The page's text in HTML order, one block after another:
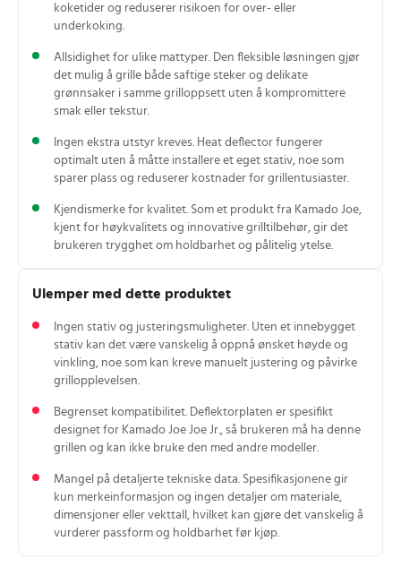
koketider og reduserer risikoen for over- eller
underkoking.
Allsidighet for ulike mattyper. Den fleksible løsningen gjør
det mulig å grille både saftige steker og delikate
grønnsaker i samme grilloppsett uten å kompromittere
smak eller tekstur.
Ingen ekstra utstyr kreves. Heat deflector fungerer
optimalt uten å måtte installere et eget stativ, noe som
sparer plass og reduserer kostnader for grillentusiaster.
Kjendismerke for kvalitet. Som et produkt fra Kamado Joe,
kjent for høykvalitets og innovative grilltilbehør, gir det
brukeren trygghet om holdbarhet og pålitelig ytelse.
Ulemper med dette produktet
Ingen stativ og justeringsmuligheter. Uten et innebygget
stativ kan det være vanskelig å oppnå ønsket høyde og
vinkling, noe som kan kreve manuelt justering og påvirke
grillopplevelsen.
Begrenset kompatibilitet. Deflektorplaten er spesifikt
designet for Kamado Joe Joe Jr., så brukeren må ha denne
grillen og kan ikke bruke den med andre modeller.
Mangel på detaljerte tekniske data. Spesifikasjonene gir
kun merkeinformasjon og ingen detaljer om materiale,
dimensjoner eller vekttall, hvilket kan gjøre det vanskelig å
vurderer passform og holdbarhet før kjøp.